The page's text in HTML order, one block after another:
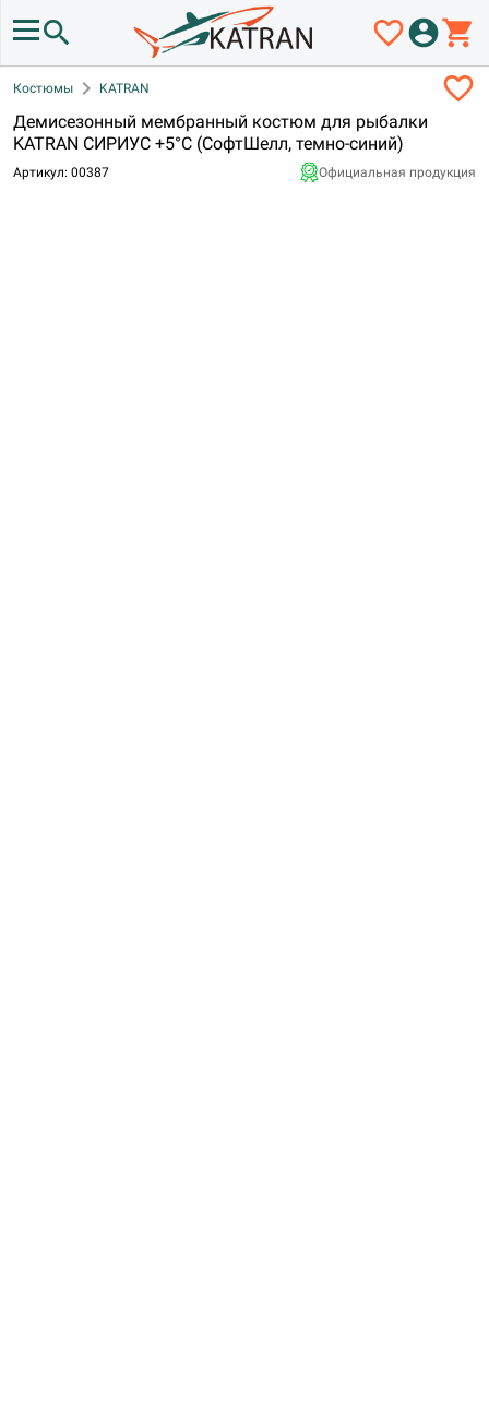
search favorite_borderaccount_circleshopping_cart
Костюмы chevron_right KATRAN favorite_border
Демисезонный мембранный костюм для рыбалки
KATRAN СИРИУС +5°C (СофтШелл, темно-синий)
Артикул: 00387 Официальная продукция